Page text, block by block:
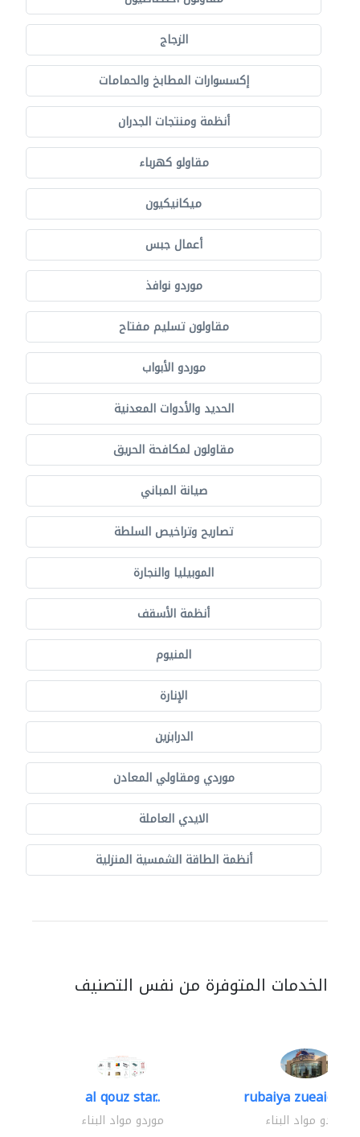
الزجاج
إكسسوارات المطابخ والحمامات
أنظمة ومنتجات الجدران
مقاولو كهرباء
ميكانيكيون
أعمال جبس
موردو نوافذ
مقاولون تسليم مفتاح
موردو الأبواب
الحديد والأدوات المعدنية
مقاولون لمكافحة الحريق
صيانة المباني
تصاريح وتراخيص السلطة
الموبيليا والنجارة
أنظمة الأسقف
المنيوم
الإنارة
الدرابزين
موردي ومقاولي المعادن
الايدي العاملة
أنظمة الطاقة الشمسية المنزلية
الخدمات المتوفرة من نفس التصنيف
al qouz star..
موردو مواد البناء
rubaiya zueaid
موردو مواد البناء